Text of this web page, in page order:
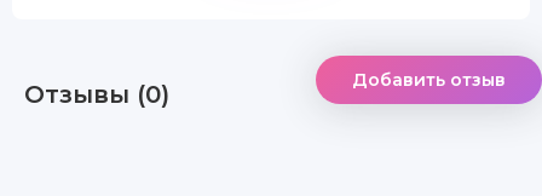
Отзывы (0) Добавить отзыв